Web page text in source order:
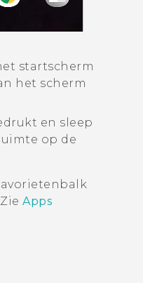
startscherm
het scherm
en sleep
op de
Apps